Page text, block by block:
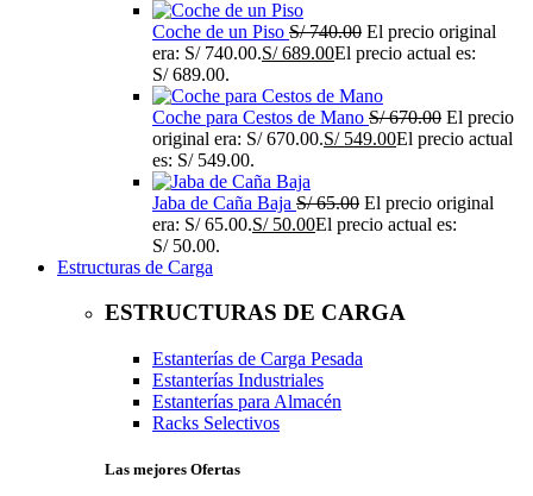
Coche de un Piso S/740.00 El precio original
era: S/ 740.00.S/689.00El precio actual es:
S/ 689.00.
Coche para Cestos de Mano S/670.00 El precio
original era: S/ 670.00.S/549.00El precio actual
es: S/ 549.00.
Jaba de Caña Baja S/65.00 El precio original
era: S/ 65.00.S/50.00El precio actual es:
S/ 50.00.
Estructuras de Carga
ESTRUCTURAS DE CARGA
Estanterías de Carga Pesada
Estanterías Industriales
Estanterías para Almacén
Racks Selectivos
Las mejores Ofertas